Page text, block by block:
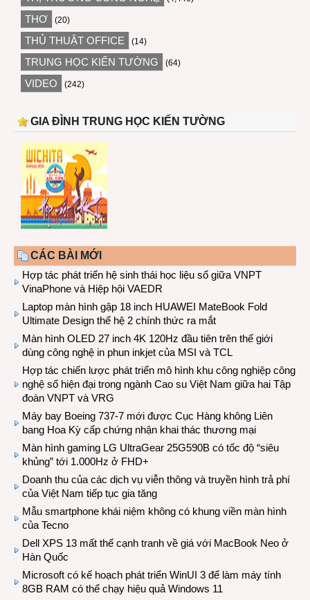
THƠ (20)
THỦ THUẬT OFFICE (14)
TRUNG HỌC KIẾN TƯỜNG (64)
VIDEO (242)
GIA ĐÌNH TRUNG HỌC KIẾN TƯỜNG
CÁC BÀI MỚI
Hợp tác phát triển hệ sinh thái học liệu số giữa VNPT
VinaPhone và Hiệp hội VAEDR
Laptop màn hình gập 18 inch HUAWEI MateBook Fold
Ultimate Design thế hệ 2 chính thức ra mắt
Màn hình OLED 27 inch 4K 120Hz đầu tiên trên thế giới
dùng công nghệ in phun inkjet của MSI và TCL
Hợp tác chiến lược phát triển mô hình khu công nghiệp công
nghệ số hiện đại trong ngành Cao su Việt Nam giữa hai Tập
đoàn VNPT và VRG
Máy bay Boeing 737-7 mới được Cục Hàng không Liên
bang Hoa Kỳ cấp chứng nhận khai thác thương mại
Màn hình gaming LG UltraGear 25G590B có tốc độ “siêu
khủng” tới 1.000Hz ở FHD+
Doanh thu của các dịch vụ viễn thông và truyền hình trả phí
của Việt Nam tiếp tục gia tăng
Mẫu smartphone khái niệm không có khung viền màn hình
của Tecno
Dell XPS 13 mất thế cạnh tranh về giá với MacBook Neo ở
Hàn Quốc
Microsoft có kế hoạch phát triển WinUI 3 để làm máy tính
8GB RAM có thể chạy hiệu quả Windows 11